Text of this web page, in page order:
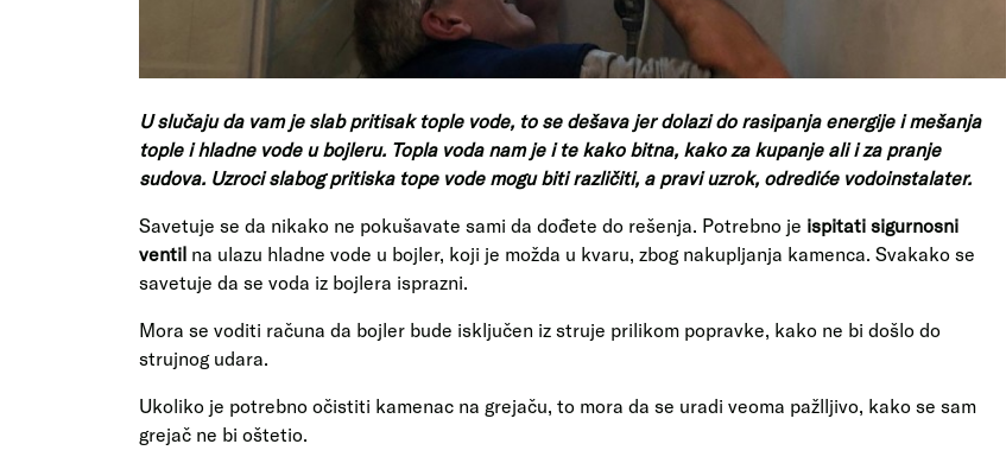
U slučaju da vam je slab pritisak tople vode, to se dešava jer dolazi do rasipanja energije i mešanja
tople i hladne vode u bojleru. Topla voda nam je i te kako bitna, kako za kupanje ali i za pranje
sudova. Uzroci slabog pritiska tope vode mogu biti različiti, a pravi uzrok, odrediće vodoinstalater.
Savetuje se da nikako ne pokušavate sami da dođete do rešenja. Potrebno je ispitati sigurnosni
ventil na ulazu hladne vode u bojler, koji je možda u kvaru, zbog nakupljanja kamenca. Svakako se
savetuje da se voda iz bojlera isprazni.
Mora se voditi računa da bojler bude isključen iz struje prilikom popravke, kako ne bi došlo do
strujnog udara.
Ukoliko je potrebno očistiti kamenac na grejaču, to mora da se uradi veoma pažlljivo, kako se sam
grejač ne bi oštetio.